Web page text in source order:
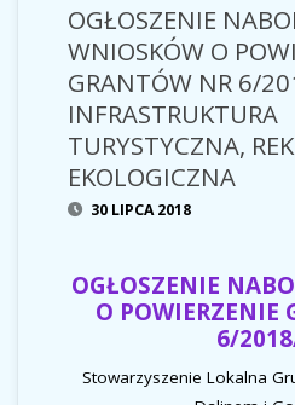
OGŁOSZENIE
WNIOSKÓW O
GRANTÓW NR 6/
INFRASTRUKTURA
TURYSTYCZNA,
EKOLOGICZNA
30 LIPCA 2018
OGŁOSZENIE
O POWIERZENIE
6/
Stowarzyszenie Lokalna